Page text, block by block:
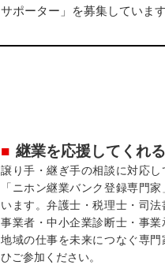
サポーター」を募集しています
継業を応援してくれ
譲り手・継ぎ手の相談に対応し
「ニホン継業バンク登録専門
います。弁護士・税理士・司
事業者・中小企業診断士・事業
地域の仕事を未来につなぐ専門
ひご参加ください。